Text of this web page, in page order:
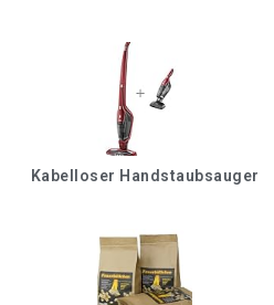
Kabelloser Handstaubsauger